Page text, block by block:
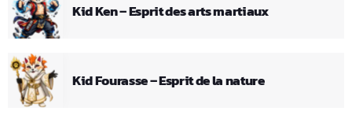
Kid Ken – Esprit des arts martiaux
Kid Fourasse – Esprit de la nature